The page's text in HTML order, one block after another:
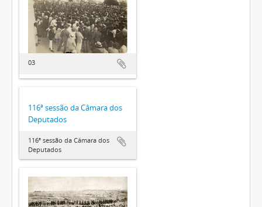
03
116ª sessão da Câmara dos
Deputados
116ª sessão da Câmara dos
Deputados